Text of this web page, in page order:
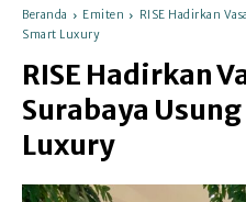
Beranda Emiten
RISE Hadirkan
Smart Luxury
RISE Hadirkan
Surabaya
Luxury